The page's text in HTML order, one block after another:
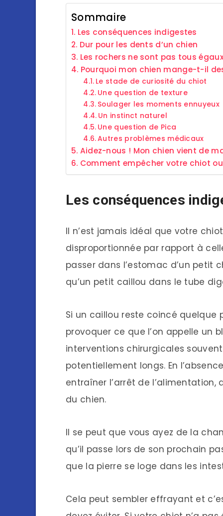
Sommaire
Les conséquences indigestes
Dur pour les dents d’un chien
Les rochers ne sont pas tous
Pourquoi mon chien mange-t-il
Le stade de curiosité du chiot
Une question de texture
Soulager les moments ennuyeux
Un instinct naturel
Une question de Pica
Autres problèmes médicaux
Aidez-nous ! Mon chien vient de
Comment empêcher votre chiot
Les conséquences
Il n’est jamais idéal que votre
disproportionnée par rapport à
passer dans l’estomac d’un petit
qu’un petit caillou dans le tube
Si un caillou reste coincé
provoquer ce que l’on appelle un
interventions chirurgicales
potentiellement longs. En
entraîner l’arrêt de
du chien.
Il se peut que vous ayez de la
qu’il passe lors de son prochain
que la pierre se loge dans les
Cela peut sembler effrayant et